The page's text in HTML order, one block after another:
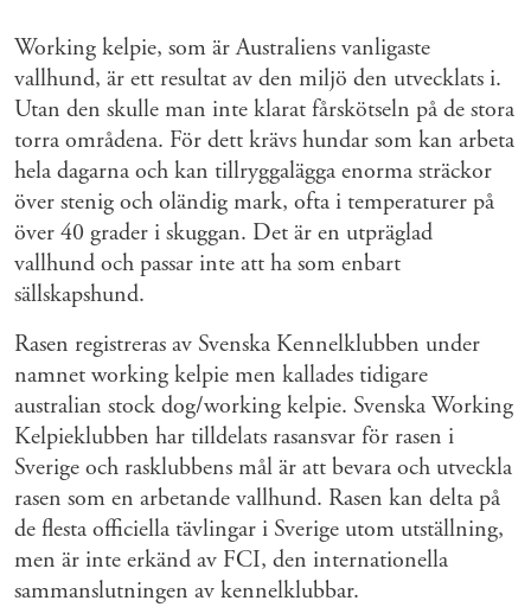
Working kelpie, som är Australiens vanligaste
vallhund, är ett resultat av den miljö den utvecklats i.
Utan den skulle man inte klarat fårskötseln på de stora
torra områdena. För dett krävs hundar som kan arbeta
hela dagarna och kan tillryggalägga enorma sträckor
över stenig och oländig mark, ofta i temperaturer på
över 40 grader i skuggan. Det är en utpräglad
vallhund och passar inte att ha som enbart
sällskapshund.
Rasen registreras av Svenska Kennelklubben under
namnet working kelpie men kallades tidigare
australian stock dog/working kelpie. Svenska Working
Kelpieklubben har tilldelats rasansvar för rasen i
Sverige och rasklubbens mål är att bevara och utveckla
rasen som en arbetande vallhund. Rasen kan delta på
de flesta officiella tävlingar i Sverige utom utställning,
men är inte erkänd av FCI, den internationella
sammanslutningen av kennelklubbar.